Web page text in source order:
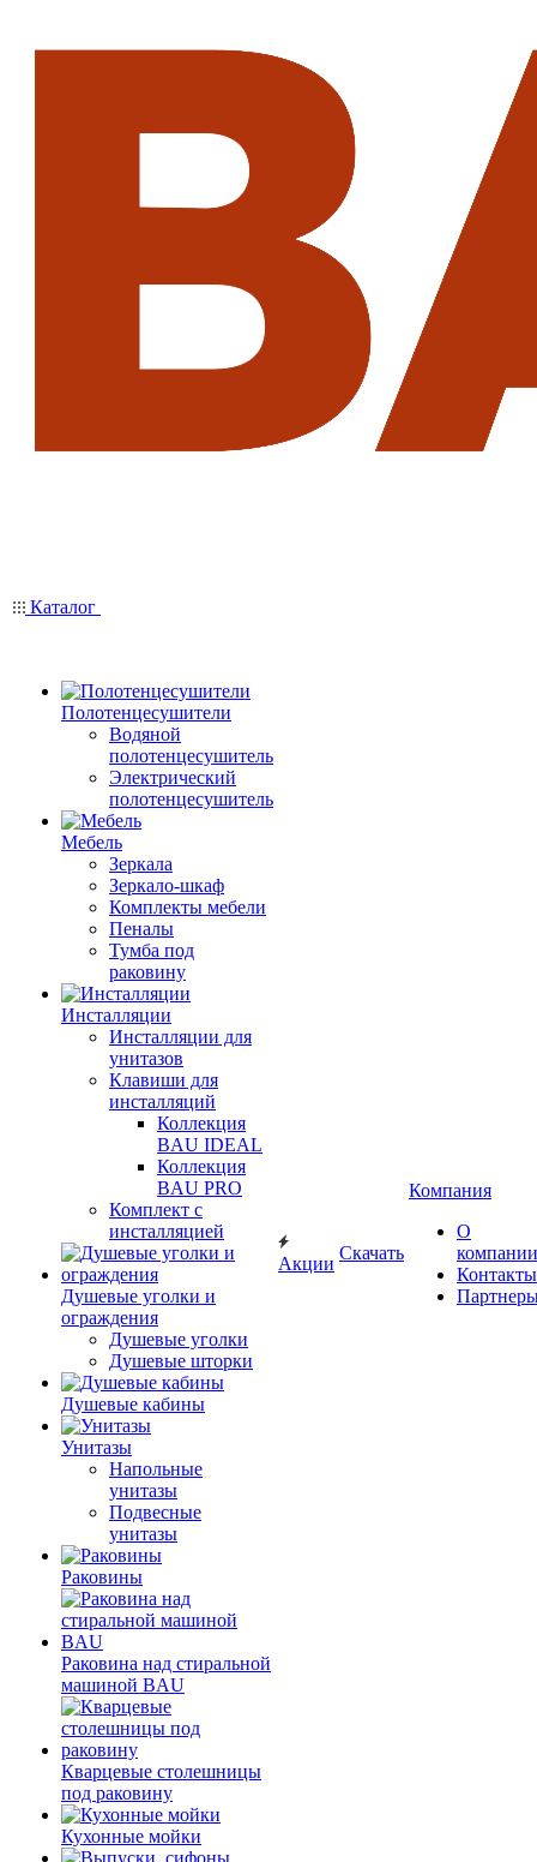
Каталог
Полотенцесушители
Водяной
полотенцесушитель
Электрический
полотенцесушитель
Мебель
Зеркала
Зеркало-шкаф
Комплекты мебели
Пеналы
Тумба под
раковину
Инсталляции
Инсталляции для
унитазов
Клавиши для
инсталляций
Коллекция
BAU IDEAL
Коллекция
BAU PRO
Комплект с
инсталляцией
Душевые уголки и
ограждения
Душевые уголки
Душевые шторки
Душевые кабины
Унитазы
Напольные
унитазы
Подвесные
унитазы
Раковины
Раковина над стиральной
машиной BAU
Кварцевые столешницы
под раковину
Кухонные мойки
Акции
Скачать
Компания
О
компании
Контакты